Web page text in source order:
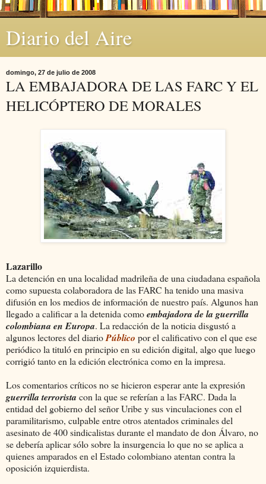
Diario del Aire
domingo, 27 de julio de 2008
LA EMBAJADORA DE LAS FARC Y EL
HELICÓPTERO DE MORALES
Lazarillo
La detención en una localidad madrileña de una ciudadana española
como supuesta colaboradora de las FARC ha tenido una masiva
difusión en los medios de información de nuestro país. Algunos han
llegado a calificar a la detenida comoembajadora de la guerrilla
colombiana en Europa. La redacción de la noticia disgustó a
algunos lectores del diarioPúblico por el calificativo con el que ese
periódico la tituló en principio en su edición digital, algo que luego
corrigió tanto en la edición electrónica como en la impresa.
Los comentarios críticos no se hicieron esperar ante la expresión
guerrilla terrorista con la que se referían a las FARC. Dada la
entidad del gobierno del señor Uribe y sus vinculaciones con el
paramilitarismo, culpable entre otros atentados criminales del
asesinato de 400 sindicalistas durante el mandato de don Álvaro, no
se debería aplicar sólo sobre la insurgencia lo que no se aplica a
quienes amparados en el Estado colombiano atentan contra la
oposición izquierdista.